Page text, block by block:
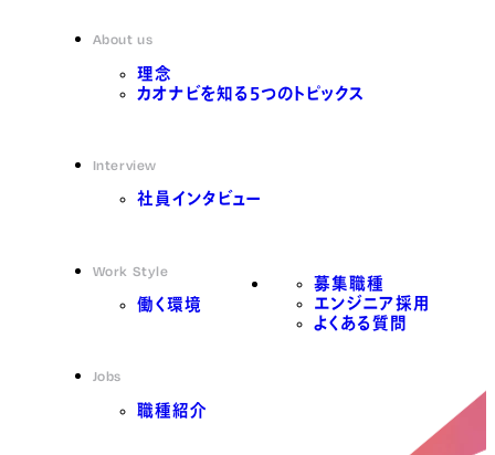
About us
理念
カオナビを知る5つのトピックス
Interview
社員インタビュー
Work Style
働く環境
Jobs
職種紹介
募集職種
エンジニア採用
よくある質問